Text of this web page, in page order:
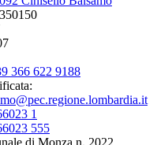
366 622 9188
1
555